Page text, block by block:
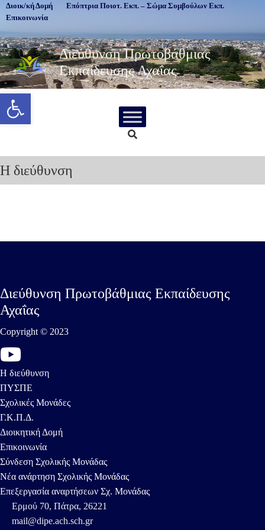
Ανοίξτε τη γραμμή εργαλείων
Διοικ/κή Δομή
Επόπτρια Ποιοτ. Εκπ. – Σώμα Συμβούλων Εκπ.
Επικοινωνία
Διεύθυνση Πρωτοβάθμιας
Εκπαίδευσης Αχαΐας
Η διεύθυνση
Διεύθυνση Πρωτοβάθμιας Εκπαίδευσης
Αχαΐας
Copyright © 2023
Η διεύθυνση
ΠΥΣΠΕ
Σχολικές Μονάδες
Γ.Κ.Π.Δ.
Διοικητική Δομή
Επικοινωνία
Σύνδεση Σχολικής Μονάδας
Νέα ανάρτηση Σχολικής Μονάδας
Επεξεργασία αναρτήσεων Σχ. Μονάδας
Ερμού 70, Πάτρα, 26221
mail@dipe.ach.sch.gr